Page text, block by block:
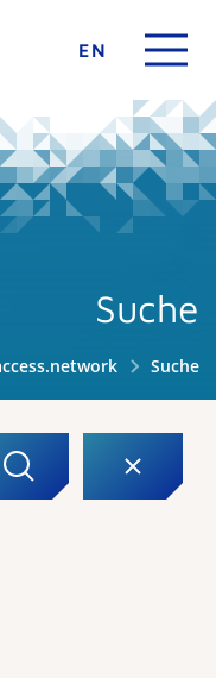
EN
Suche
Suche